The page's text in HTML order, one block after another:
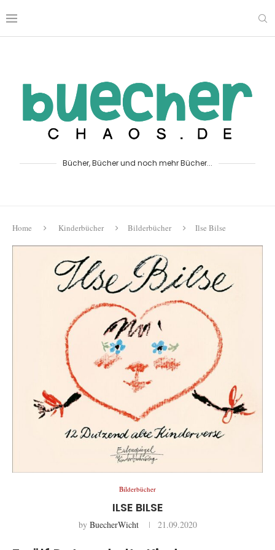
Bücher, Bücher und noch mehr Bücher...
Home Kinderbücher Bilderbücher Ilse Bilse
Bilderbücher
ILSE BILSE
by BuecherWicht 21.09.2020